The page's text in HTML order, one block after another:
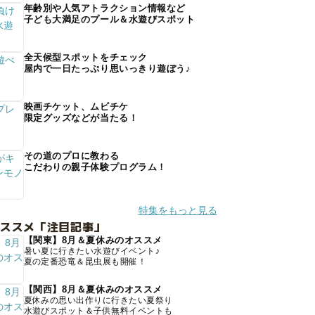
年齢別や人気アトラクション情報など
子ども大満足のプール＆水遊びスポット
全天候型スポットをチェック
屋内で一日たっぷり思いっきり遊ぼう♪
映画チケット、ムビチケ
限定グッズなどが当たる！
その道のプロに教わる
こだわりの親子体験プログラム！
特集をもっと見る
スメ「注目記事」
【関東】8月＆夏休みのオススメ
暑い夏に行きたい水遊びイベント♪
夏の定番恐竜＆昆虫展も開催！
【関西】8月＆夏休みのオススメ
夏休みの思い出作りに行きたい夏祭り
水遊びスポット＆子供無料イベントも